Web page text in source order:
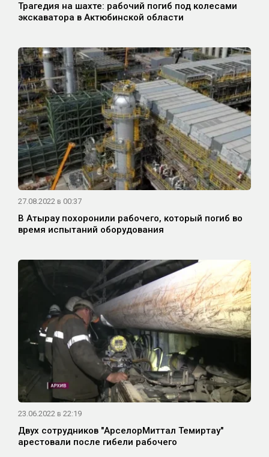
Трагедия на шахте: рабочий погиб под колесами
экскаватора в Актюбинской области
27.08.2022 в 00:37
В Атырау похоронили рабочего, который погиб во
время испытаний оборудования
23.06.2022 в 22:19
Двух сотрудников "АрселорМиттал Темиртау"
арестовали после гибели рабочего